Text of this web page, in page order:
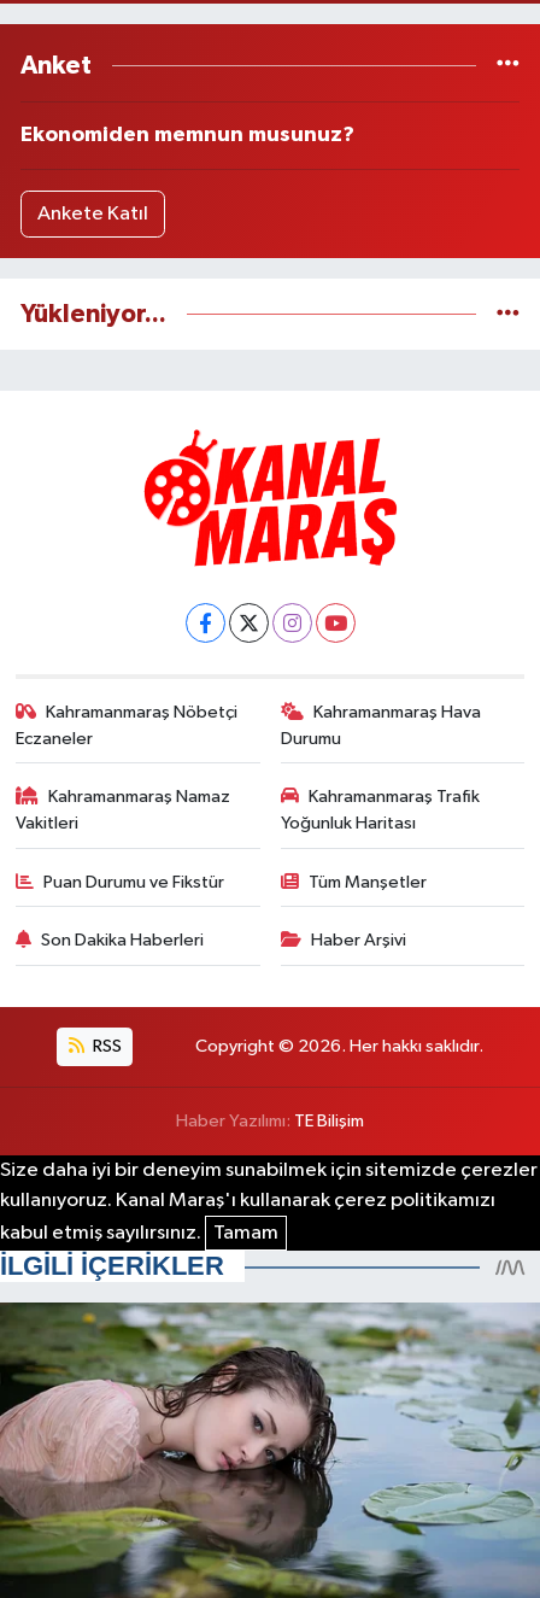
Anket
Ekonomiden memnun musunuz?
Ankete Katıl
Yükleniyor...
Kahramanmaraş Nöbetçi
Eczaneler
Kahramanmaraş Hava
Durumu
Kahramanmaraş Namaz
Vakitleri
Kahramanmaraş Trafik
Yoğunluk Haritası
Puan Durumu ve Fikstür Tüm Manşetler
Son Dakika Haberleri Haber Arşivi
RSS Copyright © 2026. Her hakkı saklıdır.
Haber Yazılımı: TE Bilişim
Size daha iyi bir deneyim sunabilmek için sitemizde çerezler
kullanıyoruz. Kanal Maraş'ı kullanarak çerez politikamızı
kabul etmiş sayılırsınız.
Tamam